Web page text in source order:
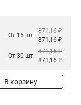
От 15 шт:
871,16 ₽
871,16 ₽
От 30 шт:
871,16 ₽
871,16 ₽
В корзину